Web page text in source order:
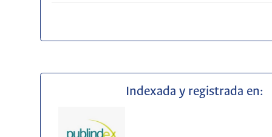
Indexada y registrada en: